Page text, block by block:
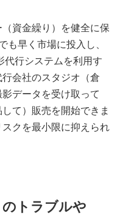
資金繰り）を健全に保
も早く市場に投入し、
代行システムを利用す
会社のスタジオ（倉
データを受け取って
て）販売を開始できま
クを最小限に抑えられ
トラブルや